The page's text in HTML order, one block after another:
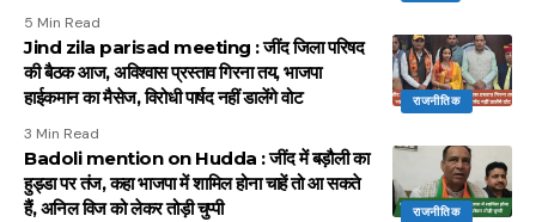
5 Min Read
राजनीतिक
Jind zila parisad meeting : जींद जिला परिषद
की बैठक आज, अविश्वास प्रस्ताव गिरना तय, भाजपा
हाईकमान का मैसेज, विरोधी पार्षद नहीं डालेंगे वोट
3 Min Read
राजनीतिक
Badoli mention on Hudda : जींद में बड़ौली का
हुड्डा पर तंज, कहा भाजपा में शामिल होना चाहें तो आ सकते
हैं, अनिल विज को लेकर तोड़ी चुप्पी